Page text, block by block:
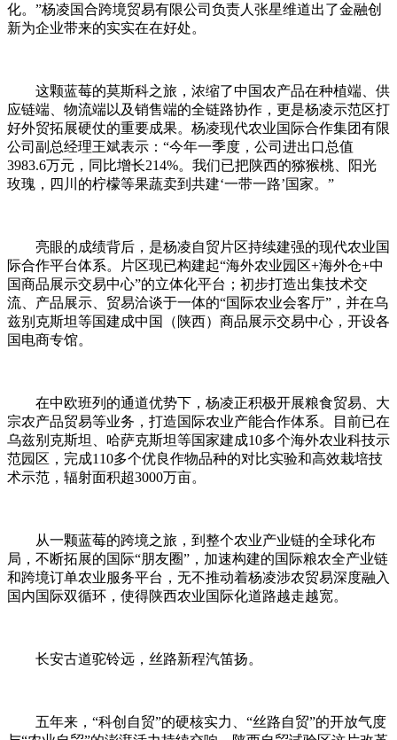
化。”杨凌国合跨境贸易有限公司负责人张星维道出了金融创
新为企业带来的实实在在好处。
这颗蓝莓的莫斯科之旅，浓缩了中国农产品在种植端、供
应链端、物流端以及销售端的全链路协作，更是杨凌示范区打
好外贸拓展硬仗的重要成果。杨凌现代农业国际合作集团有限
公司副总经理王斌表示：“今年一季度，公司进出口总值
3983.6万元，同比增长214%。我们已把陕西的猕猴桃、阳光
玫瑰，四川的柠檬等果蔬卖到共建‘一带一路’国家。”
亮眼的成绩背后，是杨凌自贸片区持续建强的现代农业国
际合作平台体系。片区现已构建起“海外农业园区+海外仓+中
国商品展示交易中心”的立体化平台；初步打造出集技术交
流、产品展示、贸易洽谈于一体的“国际农业会客厅”，并在乌
兹别克斯坦等国建成中国（陕西）商品展示交易中心，开设各
国电商专馆。
在中欧班列的通道优势下，杨凌正积极开展粮食贸易、大
宗农产品贸易等业务，打造国际农业产能合作体系。目前已在
乌兹别克斯坦、哈萨克斯坦等国家建成10多个海外农业科技示
范园区，完成110多个优良作物品种的对比实验和高效栽培技
术示范，辐射面积超3000万亩。
从一颗蓝莓的跨境之旅，到整个农业产业链的全球化布
局，不断拓展的国际“朋友圈”，加速构建的国际粮农全产业链
和跨境订单农业服务平台，无不推动着杨凌涉农贸易深度融入
国内国际双循环，使得陕西农业国际化道路越走越宽。
长安古道驼铃远，丝路新程汽笛扬。
五年来，“科创自贸”的硬核实力、“丝路自贸”的开放气度